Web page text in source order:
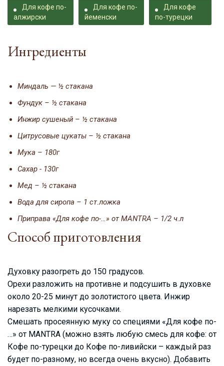
Для кофе по-
алжирски
Для кофе по-
йеменски
Для кофе
по-турецки
Ингредиенты
Миндаль — ½ стакана
Фундук – ½ стакана
Инжир сушеный – ½ стакана
Цитрусовые цукаты – ½ стакана
Мука – 180г
Сахар - 130г
Мед – ½ стакана
Вода для сиропа – 1 ст.ложка
Приправа «Для кофе по-…» от MANTRA – 1/2 ч.л
Способ приготовления
Духовку разогреть до 150 градусов.
Орехи разложить на противне и подсушить в духовке
около 20-25 минут до золотистого цвета. Инжир
нарезать мелкими кусочками.
Смешать просеянную муку со специями «Для кофе по-
…» от MANTRA (можно взять любую смесь для кофе: от
Кофе по-турецки до Кофе по-ливийски – каждый раз
будет по-разному, но всегда очень вкусно). Добавить